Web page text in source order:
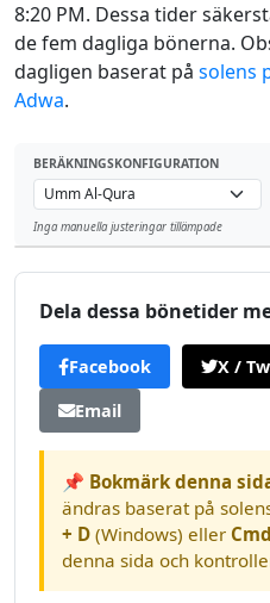
8:20 PM. Dessa tider
de fem dagliga bönerna.
dagligen baserat på solens
Adwa.
BERÄKNINGSKONFIGURATION
Inga manuella justeringar tillämpade
Dela dessa bönetider
Facebook X /
Email
📌 Bokmärk denna
ändras baserat på
+ D (Windows) eller
denna sida och